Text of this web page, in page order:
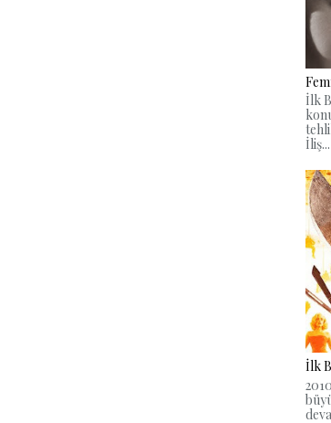
İlk
İliş...
İlk